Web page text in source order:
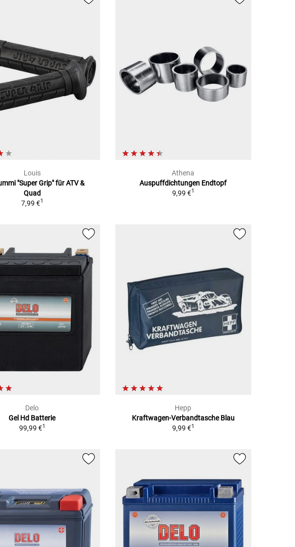
Louis
"Super Grip" für ATV &
Quad
7,99 €1
Athena
Auspuffdichtungen Endtopf
9,99 €1
Delo
Gel Hd Batterie
99,99 €1
Hepp
Kraftwagen-Verbandtasche Blau
9,99 €1